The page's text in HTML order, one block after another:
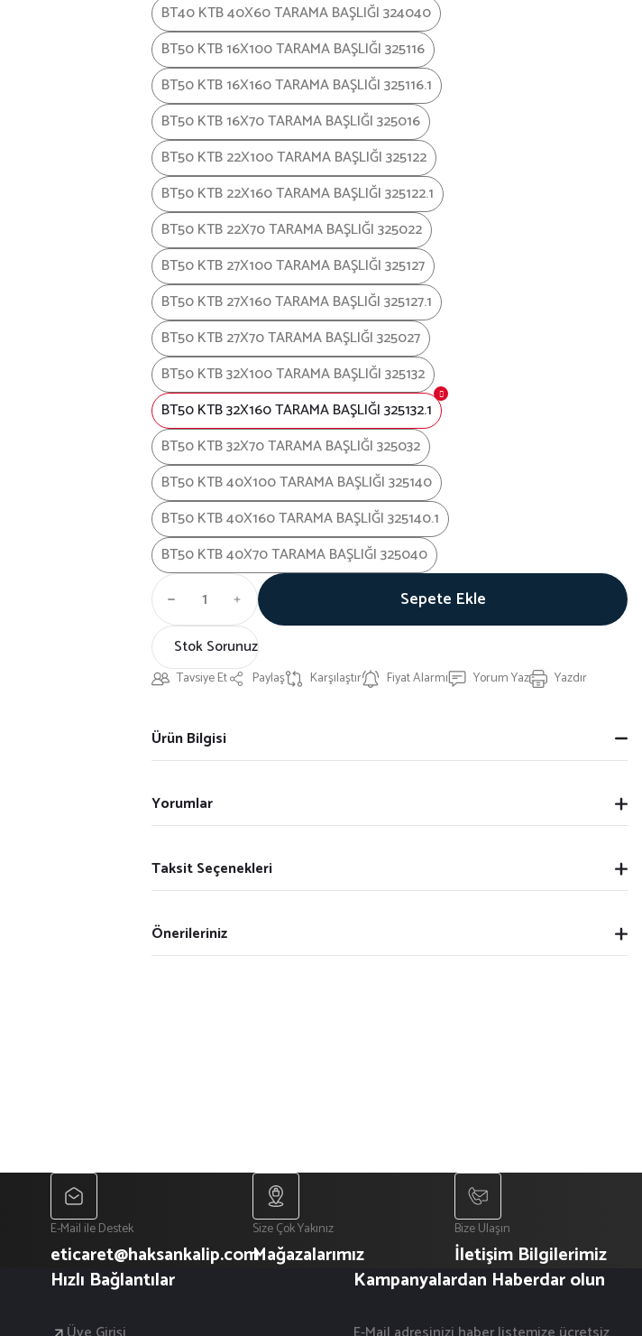
BT40 KTB 40X60 TARAMA BAŞLIĞI 324040
BT50 KTB 16X100 TARAMA BAŞLIĞI 325116
BT50 KTB 16X160 TARAMA BAŞLIĞI 325116.1
BT50 KTB 16X70 TARAMA BAŞLIĞI 325016
BT50 KTB 22X100 TARAMA BAŞLIĞI 325122
BT50 KTB 22X160 TARAMA BAŞLIĞI 325122.1
BT50 KTB 22X70 TARAMA BAŞLIĞI 325022
BT50 KTB 27X100 TARAMA BAŞLIĞI 325127
BT50 KTB 27X160 TARAMA BAŞLIĞI 325127.1
BT50 KTB 27X70 TARAMA BAŞLIĞI 325027
BT50 KTB 32X100 TARAMA BAŞLIĞI 325132
BT50 KTB 32X160 TARAMA BAŞLIĞI 325132.1
BT50 KTB 32X70 TARAMA BAŞLIĞI 325032
BT50 KTB 40X100 TARAMA BAŞLIĞI 325140
BT50 KTB 40X160 TARAMA BAŞLIĞI 325140.1
BT50 KTB 40X70 TARAMA BAŞLIĞI 325040
Sepete Ekle
Stok Sorunuz
Tavsiye Et Paylaş Karşılaştır Fiyat Alarmı Yorum Yaz Yazdır
Ürün Bilgisi
Yorumlar
Taksit Seçenekleri
Önerileriniz
E-Mail ile Destek
eticaret@haksankalip.com
Size Çok Yakınız
Mağazalarımız
Bize Ulaşın
İletişim Bilgilerimiz
Hızlı Bağlantılar Kampanyalardan Haberdar olun